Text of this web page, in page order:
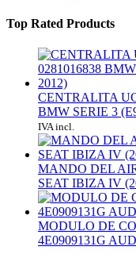
Top Rated Products
CENTRALITA
BMW SERIE 3
IVA incl.
MANDO DEL
SEAT IBIZA IV
MODULO DE
4E0909131G